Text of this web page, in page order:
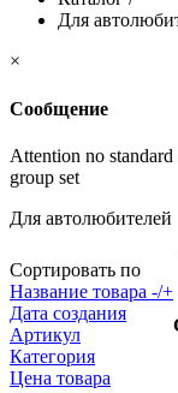
Для
×
Сообщение
Attention no standard
group set
Для автолюбителей
Сортировать по
Название товара -/+
Дата создания
Артикул
Категория
Цена товара